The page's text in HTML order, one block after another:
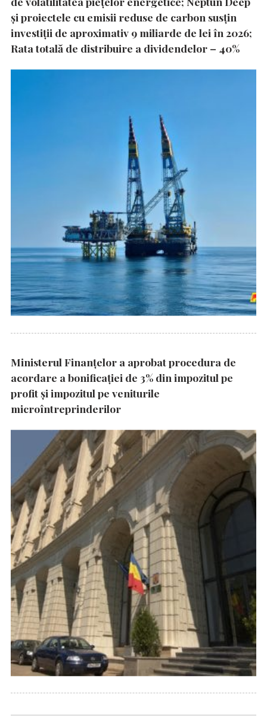
și proiectele cu emisii reduse de carbon susțin
investiții de aproximativ 9 miliarde de lei în 2026;
Rata totală de distribuire a dividendelor – 40%
Ministerul Finanțelor a aprobat procedura de
acordare a bonificației de 3% din impozitul pe
profit și impozitul pe veniturile
microîntreprinderilor